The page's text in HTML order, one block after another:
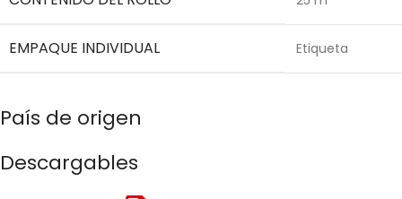
EMPAQUE INDIVIDUAL Etiqueta
País de origen
Descargables